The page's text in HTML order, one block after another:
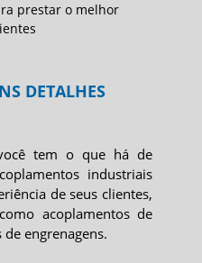
prestar o melhor
DETALHES
tem o que há de
industriais
de seus clientes,
acoplamentos de
engrenagens.